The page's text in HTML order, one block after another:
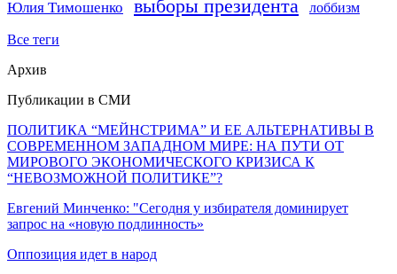
Юлия Тимошенко выборы президента лоббизм
Все теги
Архив
Публикации в СМИ
ПОЛИТИКА “МЕЙНСТРИМА” И ЕЕ АЛЬТЕРНАТИВЫ В
СОВРЕМЕННОМ ЗАПАДНОМ МИРЕ: НА ПУТИ ОТ
МИРОВОГО ЭКОНОМИЧЕСКОГО КРИЗИСА К
“НЕВОЗМОЖНОЙ ПОЛИТИКЕ”?
Евгений Минченко: "Сегодня у избирателя доминирует
запрос на «новую подлинность»
Оппозиция идет в народ